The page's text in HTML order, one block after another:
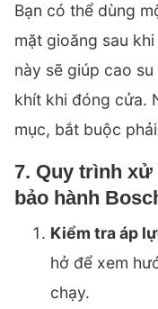
Bạn có thể dùng
mặt gioăng sau
này sẽ giúp cao
khít khi đóng cửa.
mục, bắt buộc
7. Quy trình
bảo hành
Kiểm tra áp
hở để xem
chạy.